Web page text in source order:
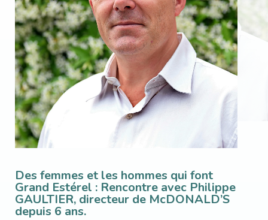
Des femmes et les hommes qui font
Grand Estérel : Rencontre avec Philippe
GAULTIER, directeur de McDONALD’S
depuis 6 ans.